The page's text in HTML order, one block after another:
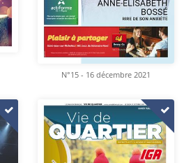
N°15 - 16 décembre 2021